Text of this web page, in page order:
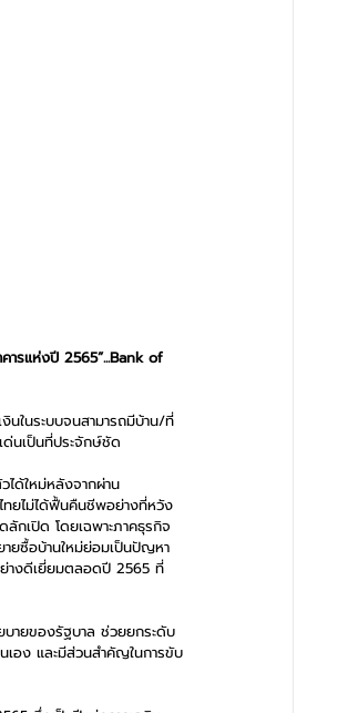
ารแห่งปี 2565”...Bank of
นในระบบจนสามารถมีบ้าน/ที่
นเป็นที่ประจักษ์ชัด
ด้ใหม่หลังจากผ่าน
ทยไม่ได้ฟื้นคืนชีพอย่างที่หวัง
กเปิด โดยเฉพาะภาคธุรกิจ
ยซื้อบ้านใหม่ย่อมเป็นปัญหา
ย่างดีเยี่ยมตลอดปี 2565 ที่
บายของรัฐบาล ช่วยยกระดับ
อง และมีส่วนสำคัญในการขับ